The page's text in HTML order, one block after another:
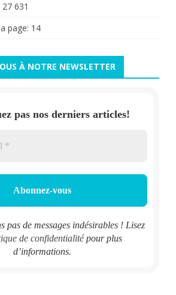
27 631
page: 14
À NOTRE NEWSLETTER
pas nos derniers articles!
pas de messages indésirables ! Lisez
de confidentialitépour plus
d’informations.